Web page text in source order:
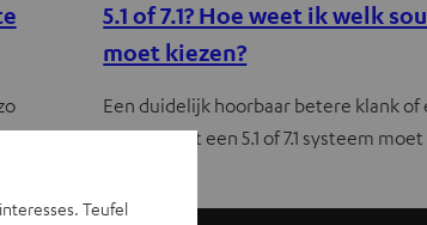
je
5.1 of 7.1? Hoe weet ik welk
moet kiezen?
Een duidelijk hoorbaar betere klank
vraag of het een 5.1 of 7.1 systeem
Teufel